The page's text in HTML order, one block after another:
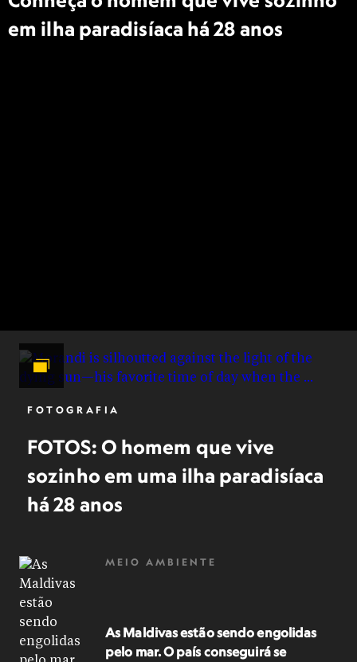
FOTOGRAFIA
FOTOS: O homem que vive
sozinho em uma ilha paradisíaca
há 28 anos
MEIO AMBIENTE
As Maldivas estão sendo engolidas
pelo mar. O país conseguirá se
em ilha paradisíaca há 28 anos